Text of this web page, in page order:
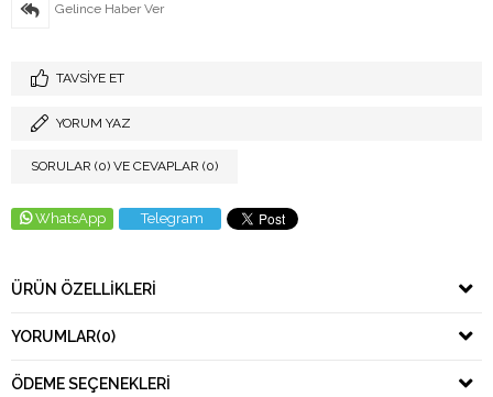
Gelince Haber Ver
TAVSIYE ET
YORUM YAZ
SORULAR (0) VE CEVAPLAR (0)
WhatsApp Telegram
ÜRÜN ÖZELLIKLERI
YORUMLAR(0)
ÖDEME SEÇENEKLERI